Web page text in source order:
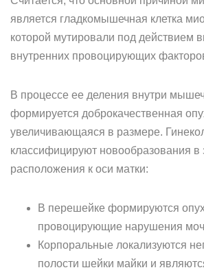
является гладкомышечная клетка
которой мутировали под действием
внутренних провоцирующих
В процессе ее деления внутри
формируется доброкачественная
увеличивающаяся в размере.
классифицируют новообразования в
расположения к оси матки:
В перешейке формируются
провоцирующие нарушения
Корпоральные локализуются
полости шейки майки и